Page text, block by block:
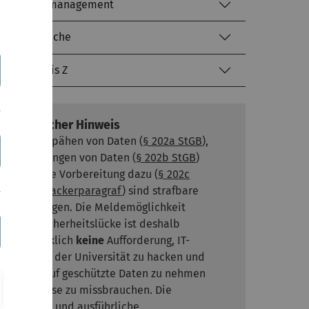
Identitätsmanagement
Literatursuche
kiz von A bis Z
Rechtlicher Hinweis
Das Ausspähen von Daten (§ 202a StGB),
das Abfangen von Daten (§ 202b StGB)
sowie die Vorbereitung dazu (§ 202c
StGB - Hackerparagraf) sind strafbare
Handlungen. Die Meldemöglichkeit
einer Sicherheitslücke ist deshalb
ausdrücklich keine Aufforderung, IT-
Systeme der Universität zu hacken und
Zugriff auf geschützte Daten zu nehmen
oder diese zu missbrauchen. Die